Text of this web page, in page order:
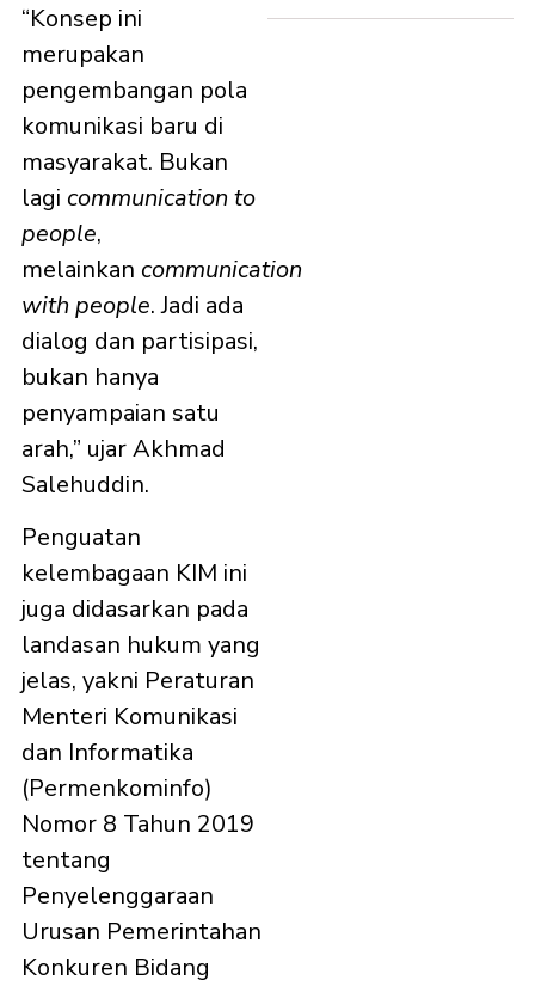
“Konsep ini
merupakan
pengembangan pola
komunikasi baru di
masyarakat. Bukan
lagi communication to
people,
melainkan communication
with people. Jadi ada
dialog dan partisipasi,
bukan hanya
penyampaian satu
arah,” ujar Akhmad
Salehuddin.
Penguatan
kelembagaan KIM ini
juga didasarkan pada
landasan hukum yang
jelas, yakni Peraturan
Menteri Komunikasi
dan Informatika
(Permenkominfo)
Nomor 8 Tahun 2019
tentang
Penyelenggaraan
Urusan Pemerintahan
Konkuren Bidang